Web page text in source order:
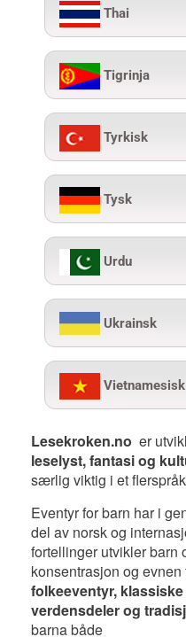
Thai
Tigrinja
Tyrkisk
Tysk
Urdu
Ukrainsk
Vietnamesisk
Lesekroken.no er
leselyst, fantasi og
særlig viktig i et
Eventyr for barn har i
del av norsk og
fortellinger utvikler barn
konsentrasjon og evnen
folkeeventyr,
verdensdeler og
barna både